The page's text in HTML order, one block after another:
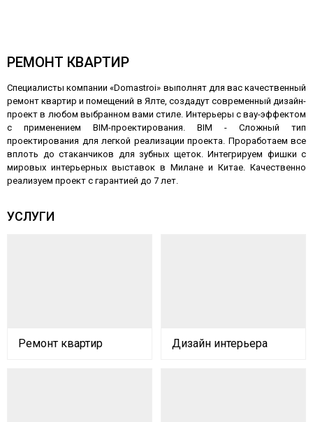
РЕМОНТ КВАРТИР
Специалисты компании «Domastroi» выполнят для вас качественный
ремонт квартир и помещений в Ялте, создадут современный дизайн-
проект в любом выбранном вами стиле. Интерьеры с вау-эффектом
с применением BIM-проектирования. BIM - Сложный тип
проектирования для легкой реализации проекта. Проработаем все
вплоть до стаканчиков для зубных щеток. Интегрируем фишки с
мировых интерьерных выставок в Милане и Китае. Качественно
реализуем проект с гарантией до 7 лет.
УСЛУГИ
Ремонт квартир Дизайн интерьера